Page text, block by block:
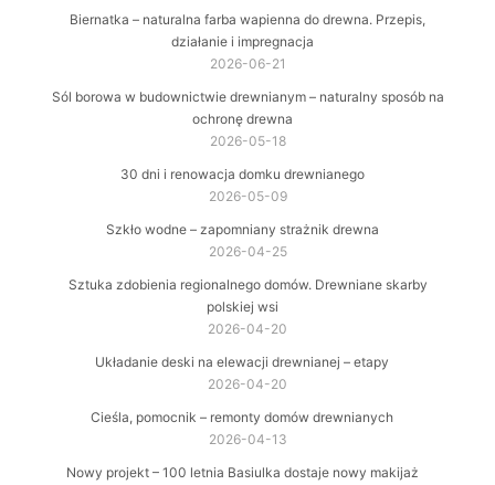
Biernatka – naturalna farba wapienna do drewna. Przepis,
działanie i impregnacja
2026-06-21
Sól borowa w budownictwie drewnianym – naturalny sposób na
ochronę drewna
2026-05-18
30 dni i renowacja domku drewnianego
2026-05-09
Szkło wodne – zapomniany strażnik drewna
2026-04-25
Sztuka zdobienia regionalnego domów. Drewniane skarby
polskiej wsi
2026-04-20
Układanie deski na elewacji drewnianej – etapy
2026-04-20
Cieśla, pomocnik – remonty domów drewnianych
2026-04-13
Nowy projekt – 100 letnia Basiulka dostaje nowy makijaż